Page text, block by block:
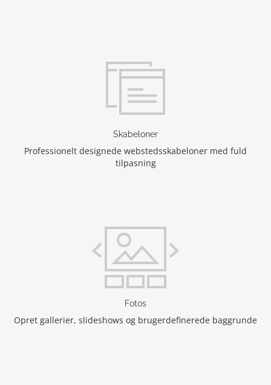
Skabeloner
Professionelt designede webstedsskabeloner med fuld
tilpasning
Fotos
Opret gallerier, slideshows og brugerdefinerede baggrunde